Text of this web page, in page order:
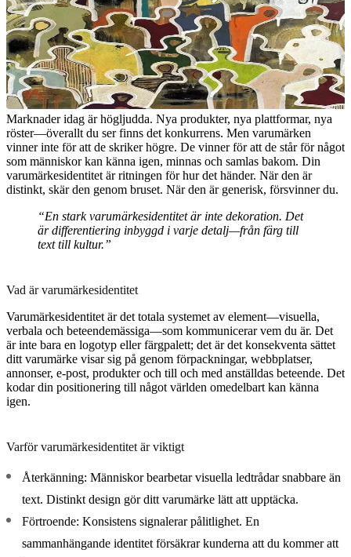
Marknader idag är högljudda. Nya produkter, nya plattformar, nya
röster—överallt du ser finns det konkurrens. Men varumärken
vinner inte för att de skriker högre. De vinner för att de står för något
som människor kan känna igen, minnas och samlas bakom. Din
varumärkesidentitet är ritningen för hur det händer. När den är
distinkt, skär den genom bruset. När den är generisk, försvinner du.
“En stark varumärkesidentitet är inte dekoration. Det
är differentiering inbyggd i varje detalj—från färg till
text till kultur.”
Vad är varumärkesidentitet
Varumärkesidentitet är det totala systemet av element—visuella,
verbala och beteendemässiga—som kommunicerar vem du är. Det
är inte bara en logotyp eller färgpalett; det är det konsekventa sättet
ditt varumärke visar sig på genom förpackningar, webbplatser,
annonser, e-post, produkter och till och med anställdas beteende. Det
kodar din positionering till något världen omedelbart kan känna
igen.
Varför varumärkesidentitet är viktigt
Återkänning: Människor bearbetar visuella ledtrådar snabbare än
text. Distinkt design gör ditt varumärke lätt att upptäcka.
Förtroende: Konsistens signalerar pålitlighet. En
sammanhängande identitet försäkrar kunderna att du kommer att